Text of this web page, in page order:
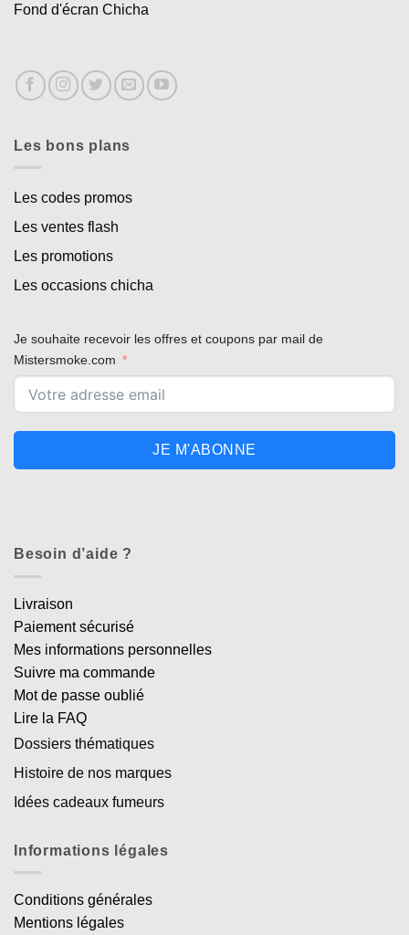
Fond d'écran Chicha
Les bons plans
Les codes promos
Les ventes flash
Les promotions
Les occasions chicha
Je souhaite recevoir les offres et coupons par mail de
Mistersmoke.com
JE M'ABONNE
Besoin d’aide ?
Livraison
Paiement sécurisé
Mes informations personnelles
Suivre ma commande
Mot de passe oublié
Lire la FAQ
Dossiers thématiques
Histoire de nos marques
Idées cadeaux fumeurs
Informations légales
Conditions générales
Mentions légales